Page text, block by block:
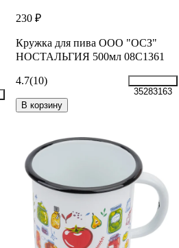
230 ₽
Кружка для пива ООО "ОСЗ"
НОСТАЛЬГИЯ 500мл 08C1361
4.7(10)
35283163
В корзину